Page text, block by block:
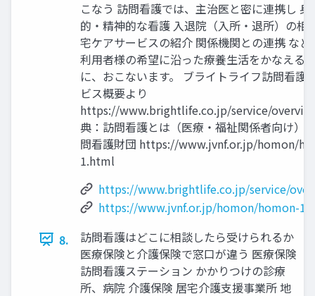
こなう 訪問看護では、主治医と密に連携し 身
的・精神的な看護 入退院（入所・退所）の相
宅ケアサービスの紹介 関係機関との連携 など
利用者様の希望に沿った療養生活をかなえる
に、おこないます。 ブライトライフ訪問看護
ビス概要より
https://www.brightlife.co.jp/service/
典：訪問看護とは（医療・福祉関係者向け）
問看護財団 https://www.jvnf.or.jp/homon/
1.html
https://www.brightlife.co.jp/service/
https://www.jvnf.or.jp/homon/homon-
8.
訪問看護はどこに相談したら受けられるか
医療保険と介護保険で窓口が違う 医療保険
訪問看護ステーション かかりつけの診療
所、病院 介護保険 居宅介護支援事業所 地